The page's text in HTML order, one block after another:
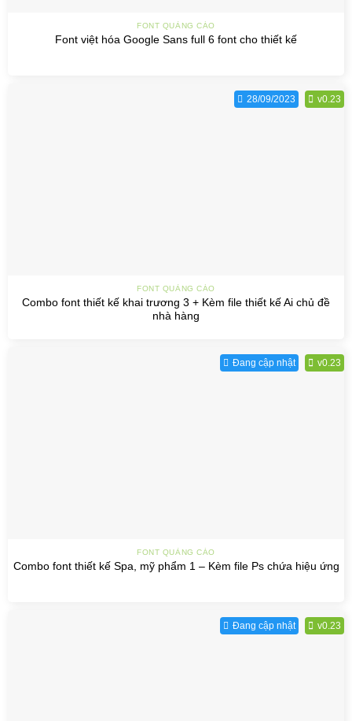
FONT QUẢNG CÁO
Font việt hóa Google Sans full 6 font cho thiết kế
28/09/2023 v0.23
FONT QUẢNG CÁO
Combo font thiết kế khai trương 3 + Kèm file thiết kế Ai chủ đề
nhà hàng
Đang cập nhật v0.23
FONT QUẢNG CÁO
Combo font thiết kế Spa, mỹ phẩm 1 – Kèm file Ps chứa hiệu ứng
Đang cập nhật v0.23